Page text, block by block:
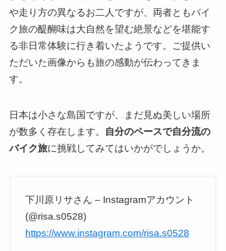
や走り方の異なるお二人ですが、両者ともバイ
ク旅の醍醐味は大自然を望む絶景などを堪能す
る非日常体験に行き着いたようです。ご提供い
ただいた画像からも旅の感動が伝わってきま
す。
日本は小さな島国ですが、まだ見ぬ美しい場所
が数多く存在します。 自分のペースで自分流の
バイク旅に挑戦してみてはいかがでしょうか。
下川原リサさん – Instagramアカウント
(@risa.s0528)
https://www.instagram.com/risa.s0528